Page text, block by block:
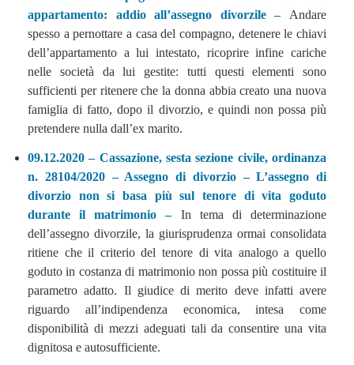
appartamento: addio all’assegno divorzile – Andare
spesso a pernottare a casa del compagno, detenere le chiavi
dell’appartamento a lui intestato, ricoprire infine cariche
nelle società da lui gestite: tutti questi elementi sono
sufficienti per ritenere che la donna abbia creato una nuova
famiglia di fatto, dopo il divorzio, e quindi non possa più
pretendere nulla dall’ex marito.
09.12.2020 – Cassazione, sesta sezione civile, ordinanza
n. 28104/2020 – Assegno di divorzio – L’assegno di
divorzio non si basa più sul tenore di vita goduto
durante il matrimonio – In tema di determinazione
dell’assegno divorzile, la giurisprudenza ormai consolidata
ritiene che il criterio del tenore di vita analogo a quello
goduto in costanza di matrimonio non possa più costituire il
parametro adatto. Il giudice di merito deve infatti avere
riguardo all’indipendenza economica, intesa come
disponibilità di mezzi adeguati tali da consentire una vita
dignitosa e autosufficiente.